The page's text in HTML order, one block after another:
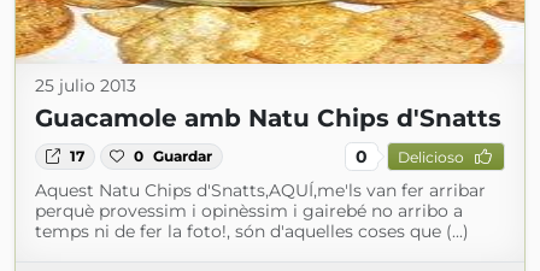
25 julio 2013
Guacamole amb Natu Chips d'Snatts
17 0 Guardar 0 Delicioso
Aquest Natu Chips d'Snatts,AQUÍ,me'ls van fer arribar
perquè provessim i opinèssim i gairebé no arribo a
temps ni de fer la foto!, són d'aquelles coses que (...)